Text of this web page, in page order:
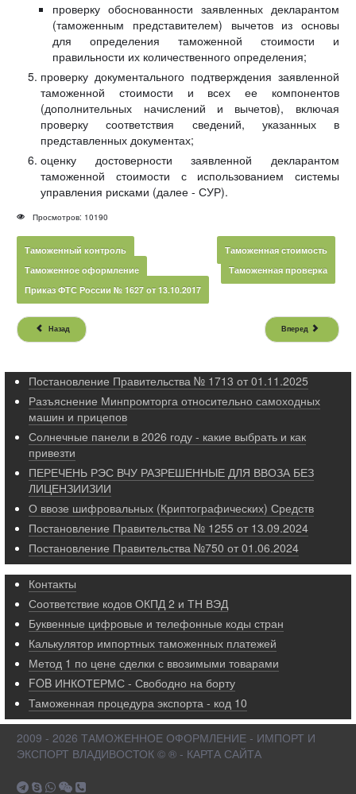
проверку обоснованности заявленных декларантом
(таможенным представителем) вычетов из основы
для определения таможенной стоимости и
правильности их количественного определения;
проверку документального подтверждения заявленной
таможенной стоимости и всех ее компонентов
(дополнительных начислений и вычетов), включая
проверку соответствия сведений, указанных в
представленных документах;
оценку достоверности заявленной декларантом
таможенной стоимости с использованием системы
управления рисками (далее - СУР).
Просмотров: 10190
Таможенный контроль
Таможенная стоимость
Таможенное оформление
Таможенная проверка
Приказ ФТС России № 1627 от 13.10.2017
Назад Вперед
Постановление Правительства № 1713 от 01.11.2025
Разъяснение Минпромторга относительно самоходных
машин и прицепов
Солнечные панели в 2026 году - какие выбрать и как
привезти
ПЕРЕЧЕНЬ РЭС ВЧУ РАЗРЕШЕННЫЕ ДЛЯ ВВОЗА БЕЗ
ЛИЦЕНЗИИЗИИ
О ввозе шифровальных (Криптографических) Средств
Постановление Правительства № 1255 от 13.09.2024
Постановление Правительства №750 от 01.06.2024
Контакты
Соответствие кодов ОКПД 2 и ТН ВЭД
Буквенные цифровые и телефонные коды стран
Калькулятор импортных таможенных платежей
Метод 1 по цене сделки с ввозимыми товарами
FOB ИНКОТЕРМС - Свободно на борту
Таможенная процедура экспорта - код 10
2009 - 2026 ТАМОЖЕННОЕ ОФОРМЛЕНИЕ - ИМПОРТ И
ЭКСПОРТ ВЛАДИВОСТОК © ® - КАРТА САЙТА